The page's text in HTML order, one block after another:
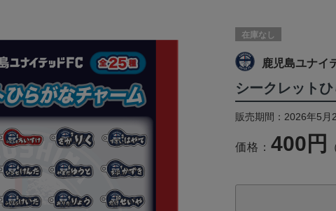
在庫なし
鹿児島ユナイ
シークレット
販売期間：2026年5
価格： 400円